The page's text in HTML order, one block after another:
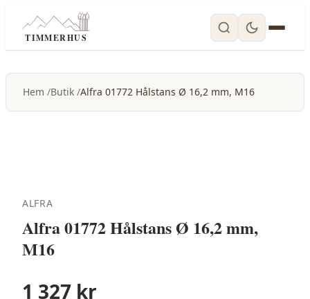
TIMMERHUS
Hem Butik Alfra 01772 Hålstans Ø 16,2 mm, M16
ALFRA
Alfra 01772 Hålstans Ø 16,2 mm,
M16
1 327 kr